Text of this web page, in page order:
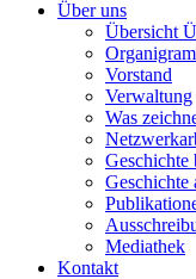
Über uns
Übersicht
Vorstand
Verwaltung
Was
Geschichte
Geschichte
Mediathek
Kontakt